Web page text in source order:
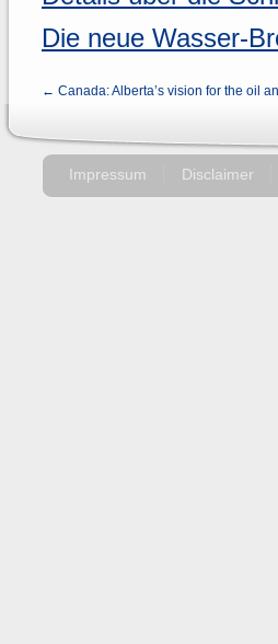
Die neue Wasser-
← Canada: Alberta’s vision for the oil
Impressum Disclaimer